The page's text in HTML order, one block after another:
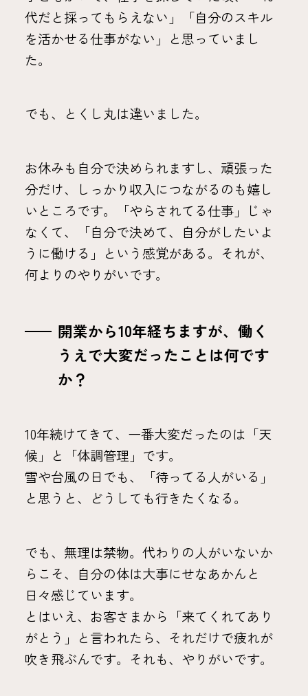
代だと採ってもらえない」「自分のスキル
を活かせる仕事がない」と思っていまし
た。
でも、とくし丸は違いました。
お休みも自分で決められますし、頑張った
分だけ、しっかり収入につながるのも嬉し
いところです。「やらされてる仕事」じゃ
なくて、「自分で決めて、自分がしたいよ
うに働ける」という感覚がある。それが、
何よりのやりがいです。
開業から10年経ちますが、働く
うえで大変だったことは何です
か？
10年続けてきて、一番大変だったのは「天
候」と「体調管理」です。
雪や台風の日でも、「待ってる人がいる」
と思うと、どうしても行きたくなる。
でも、無理は禁物。代わりの人がいないか
らこそ、自分の体は大事にせなあかんと
日々感じています。
とはいえ、お客さまから「来てくれてあり
がとう」と言われたら、それだけで疲れが
吹き飛ぶんです。それも、やりがいです。